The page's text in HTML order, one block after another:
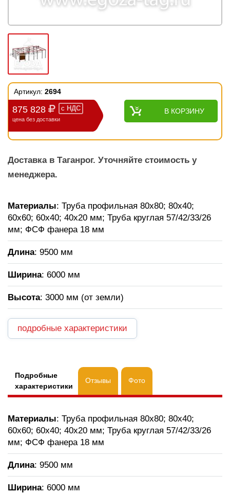
Артикул: 2694
875 828 с НДС
цена без доставки
В КОРЗИНУ
Доставка в Таганрог. Уточняйте стоимость у
менеджера.
Материалы: Труба профильная 80х80; 80х40;
60х60; 60х40; 40х20 мм; Труба круглая 57/42/33/26
мм; ФСФ фанера 18 мм
Длина: 9500 мм
Ширина: 6000 мм
Высота: 3000 мм (от земли)
подробные характеристики
Подробные
характеристики
Отзывы Фото
Материалы: Труба профильная 80х80; 80х40;
60х60; 60х40; 40х20 мм; Труба круглая 57/42/33/26
мм; ФСФ фанера 18 мм
Длина: 9500 мм
Ширина: 6000 мм